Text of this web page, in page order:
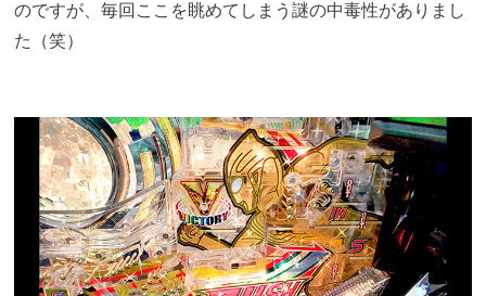
のですが、毎回ここを眺めてしまう謎の中毒性がありまし
た（笑）